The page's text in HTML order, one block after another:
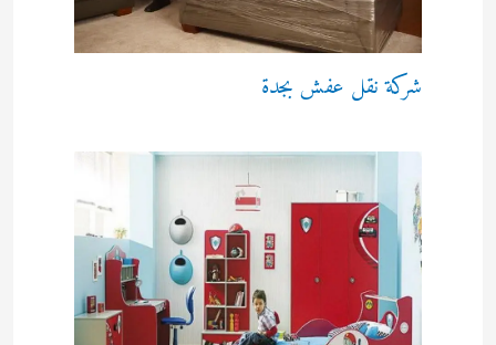
شركة نقل عفش بجدة